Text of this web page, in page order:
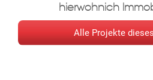
ANZAHL DER EINHEITEN: 33
hierwohnich
Alle Projekte